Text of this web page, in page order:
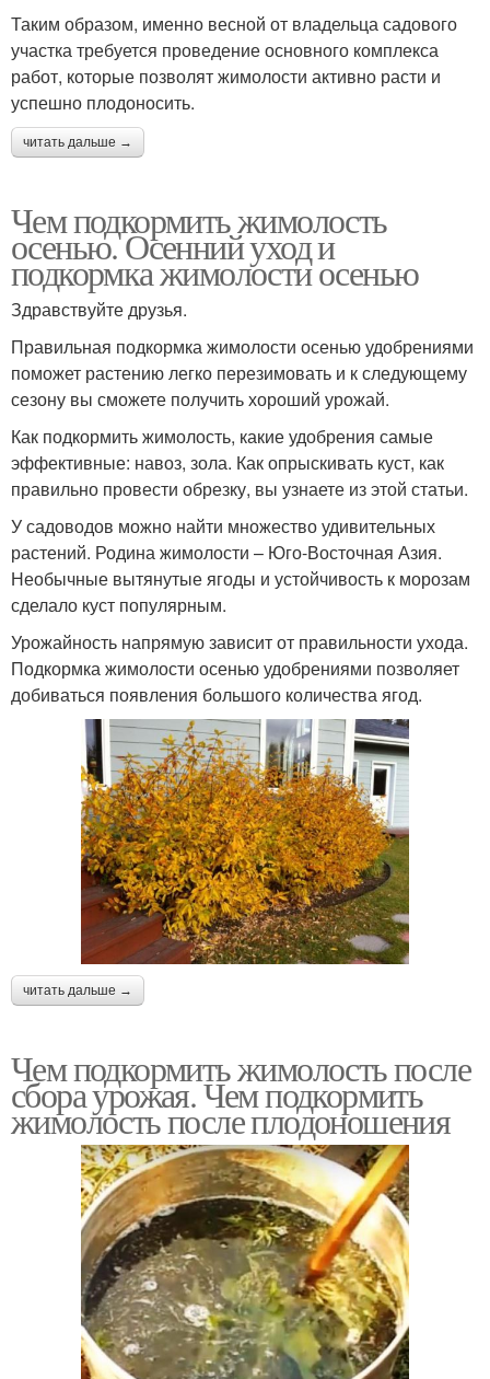
Таким образом, именно весной от владельца садового
участка требуется проведение основного комплекса
работ, которые позволят жимолости активно расти и
успешно плодоносить.
читать дальше →
Чем подкормить жимолость
осенью. Осенний уход и
подкормка жимолости осенью
Здравствуйте друзья.
Правильная подкормка жимолости осенью удобрениями
поможет растению легко перезимовать и к следующему
сезону вы сможете получить хороший урожай.
Как подкормить жимолость, какие удобрения самые
эффективные: навоз, зола. Как опрыскивать куст, как
правильно провести обрезку, вы узнаете из этой статьи.
У садоводов можно найти множество удивительных
растений. Родина жимолости – Юго-Восточная Азия.
Необычные вытянутые ягоды и устойчивость к морозам
сделало куст популярным.
Урожайность напрямую зависит от правильности ухода.
Подкормка жимолости осенью удобрениями позволяет
добиваться появления большого количества ягод.
читать дальше →
Чем подкормить жимолость после
сбора урожая. Чем подкормить
жимолость после плодоношения